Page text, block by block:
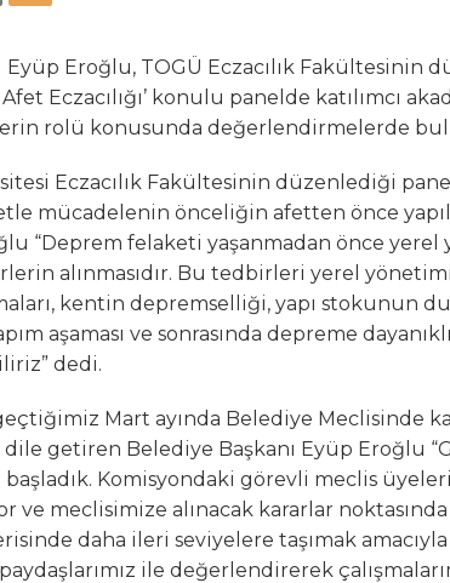
BEYEFENDİYE BİR KAÇ SORU
Belediyesinden Asfalt Şantiyesi Atağı
Tokat’ta Okullar Parklara Taşındı
Eyüp Eroğlu, TOGÜ Eczacılık Fakültesinin
Eczacılığı’ konulu panelde katılımcı
rolü konusunda değerlendirmelerde
Eczacılık Fakültesinin düzenlediği
mücadelenin önceliğin afetten önce
“Deprem felaketi yaşanmadan önce
alınmasıdır. Bu tedbirleri yerel
kentin depremselliği, yapı stokunun
aşaması ve sonrasında depreme
dedi.
Mart ayında Belediye Meclisinde
getiren Belediye Başkanı Eyüp Eroğlu
başladık. Komisyondaki görevli meclis
ve meclisimize alınacak kararlar
daha ileri seviyelere taşımak
ile değerlendirerek